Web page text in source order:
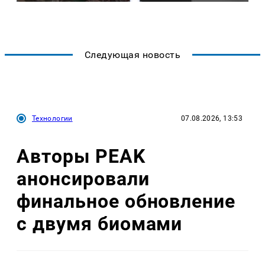
Следующая новость
Технологии 07.08.2026, 13:53
Авторы PEAK
анонсировали
финальное обновление
с двумя биомами